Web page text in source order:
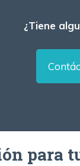
¿Tiene
para